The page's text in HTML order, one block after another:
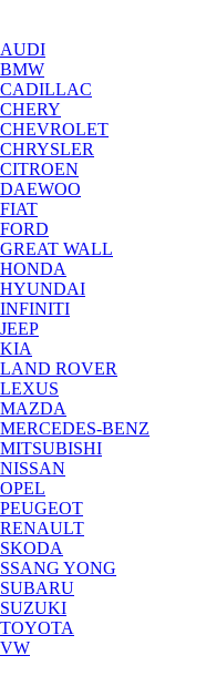
AUDI
CADILLAC
WALL
HYUNDAI
INFINITI
ROVER
MAZDA
BENZ
RENAULT
YONG
SUZUKI